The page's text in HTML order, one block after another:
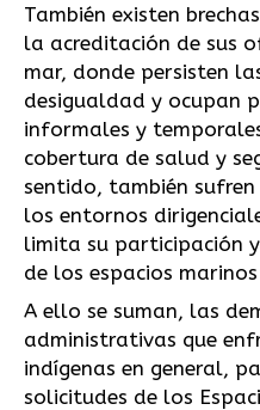
También existen
la acreditación de sus
mar, donde persisten
desigualdad y ocupan
informales y
cobertura de salud y
sentido, también
los entornos
limita su participación
de los espacios
A ello se suman, las
administrativas que
indígenas en general,
solicitudes de los